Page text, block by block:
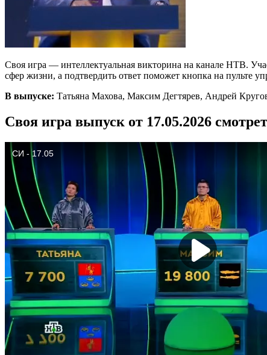
Своя игра — интеллектуальная викторина на канале НТВ.
сфер жизни, а подтвердить ответ поможет кнопка на
В выпуске: Татьяна Махова, Максим Дегтярев, Андрей
Своя игра выпуск от 17.05.2026